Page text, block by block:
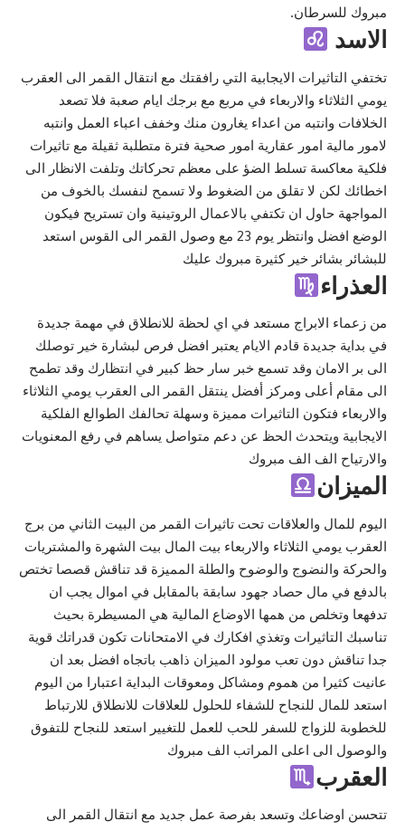
مبروك للسرطان.
الاسد
تختفي التاثيرات الايجابية التي رافقتك مع انتقال القمر الى العقرب
يومي الثلاثاء والاربعاء في مربع مع برجك ايام صعبة فلا تصعد
الخلافات وانتبه من اعداء يغارون منك وخفف اعباء العمل وانتبه
لامور مالية امور عقارية امور صحية فترة متطلبة ثقيلة مع تاثيرات
فلكية معاكسة تسلط الضؤ على معظم تحركاتك وتلفت الانظار الى
اخطائك لكن لا تقلق من الضغوط ولا تسمح لنفسك بالخوف من
المواجهة حاول ان تكتفي بالاعمال الروتينية وان تستريح فيكون
الوضع افضل وانتظر يوم 23 مع وصول القمر الى القوس استعد
للبشائر بشائر خير كثيرة مبروك عليك
العذراء
من زعماء الابراج مستعد في اي لحظة للانطلاق في مهمة جديدة
في بداية جديدة قادم الايام يعتبر افضل فرص لبشارة خير توصلك
الى بر الامان وقد تسمع خبر سار حظ كبير في انتظارك وقد تطمح
الى مقام أعلى ومركز أفضل ينتقل القمر الى العقرب يومي الثلاثاء
والاربعاء فتكون التاثيرات مميزة وسهلة تحالفك الطوالع الفلكية
الايجابية ويتحدث الحظ عن دعم متواصل يساهم في رفع المعنويات
والارتياح الف الف مبروك
الميزان
اليوم للمال والعلاقات تحت تاثيرات القمر من البيت الثاني من برج
العقرب يومي الثلاثاء والاربعاء بيت المال بيت الشهرة والمشتريات
والحركة والنضوج والوضوح والطلة المميزة قد تناقش قصصا تختص
بالدفع في مال حصاد جهود سابقة بالمقابل في اموال يجب ان
تدفهعا وتخلص من همها الاوضاع المالية هي المسيطرة بحيث
تناسبك التاثيرات وتغذي افكارك في الامتحانات تكون قدراتك قوية
جدا تناقش دون تعب مولود الميزان ذاهب باتجاه افضل بعد ان
عانيت كثيرا من هموم ومشاكل ومعوقات البداية اعتبارا من اليوم
استعد للمال للنجاح للشفاء للحلول للعلاقات للانطلاق للارتباط
للخطوبة للزواج للسفر للحب للعمل للتغيير استعد للنجاح للتفوق
والوصول الى اعلى المراتب الف مبروك
العقرب
تتحسن اوضاعك وتسعد بفرصة عمل جديد مع انتقال القمر الى